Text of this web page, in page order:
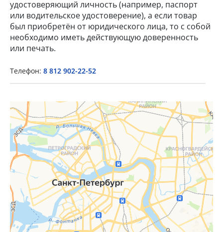
удостоверяющий личность (например, паспорт
или водительское удостоверение), а если товар
был приобретён от юридического лица, то с собой
необходимо иметь действующую доверенность
или печать.
Телефон: 8 812 902-22-52
Popup Title
×
Popup Content